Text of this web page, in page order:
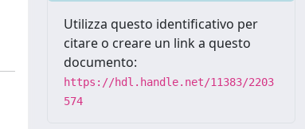
Utilizza questo identificativo per
citare o creare un link a questo
documento:
https://hdl.handle.net/11383/2203
574